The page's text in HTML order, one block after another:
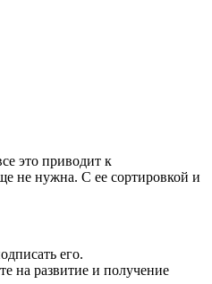
это приводит к
не нужна. С ее сортировкой и
его.
на развитие и получение